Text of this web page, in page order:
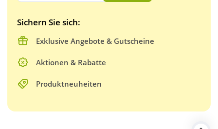
Sichern Sie sich:
Exklusive Angebote & Gutscheine
Aktionen & Rabatte
Produktneuheiten